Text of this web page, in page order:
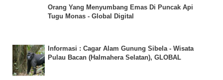
Orang Yang Menyumbang Emas Di Puncak Api
Tugu Monas - Global Digital
Informasi : Cagar Alam Gunung Sibela - Wisata
Pulau Bacan (Halmahera Selatan), GLOBAL